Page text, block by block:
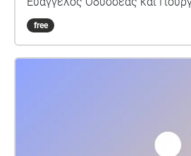
Σοφία
free